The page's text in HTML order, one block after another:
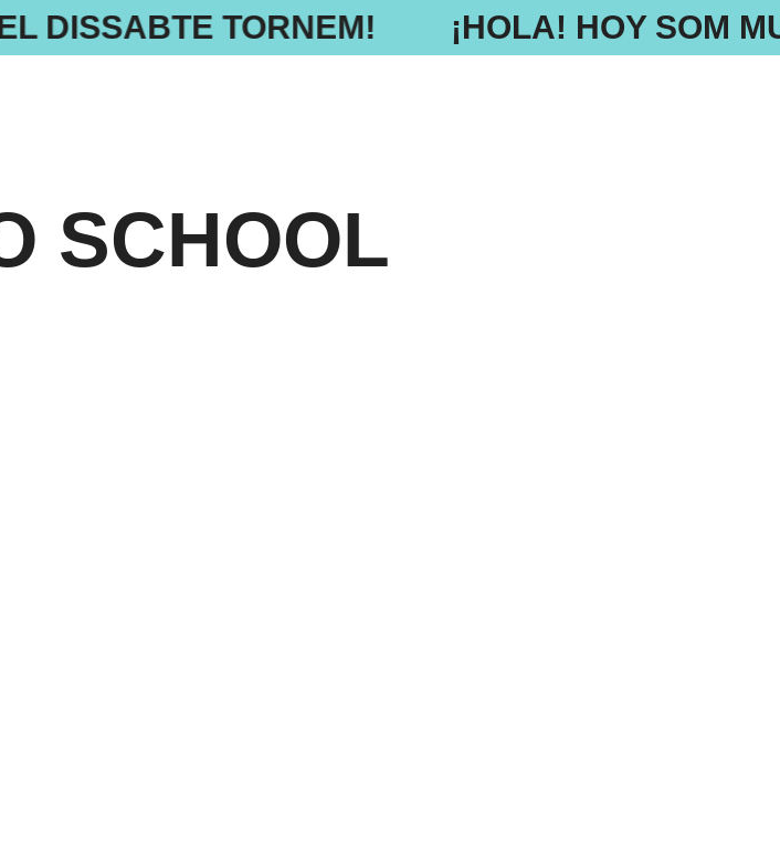
DISSABTE TORNEM! ¡HOLA! HOY SOM
SCHOOL